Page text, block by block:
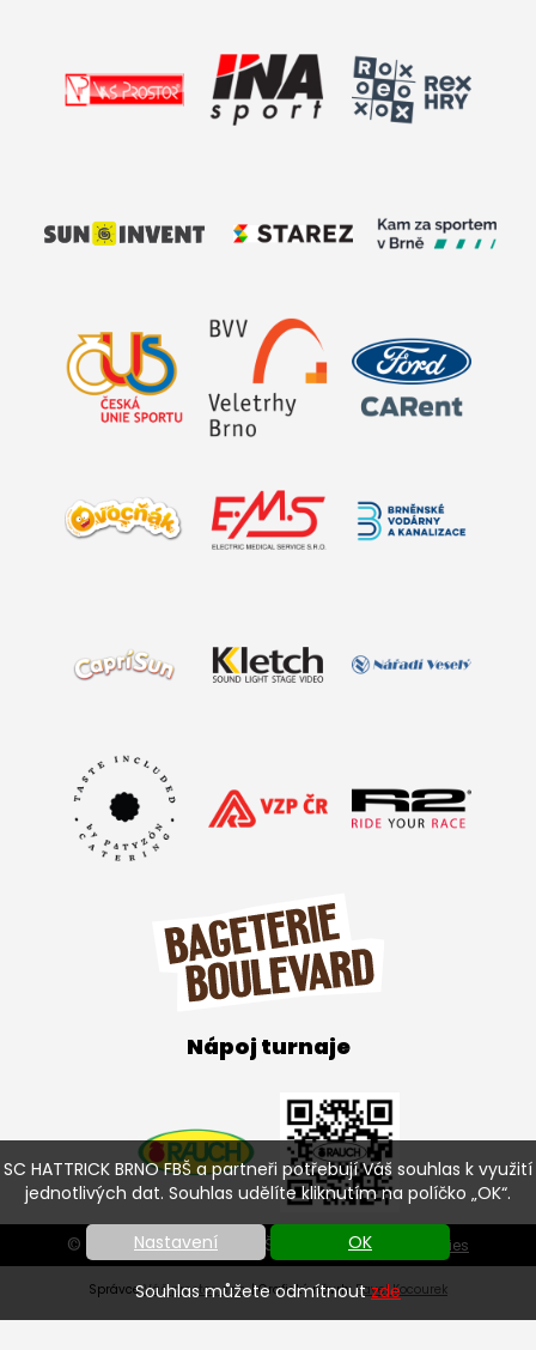
SC HATTRICK BRNO FBŠ a partneři potřebují Váš souhlas k využití
jednotlivých dat. Souhlas udělíte kliknutím na políčko „OK“.
Nastavení OK
Souhlas můžete odmítnoutzde
Nápoj turnaje
© SC HATTRICK BRNO FBŠ 2026 | Nastavení cookies
SprávceVáš prostor, s.r.o.| Grafický návrh: Pavel Kocourek